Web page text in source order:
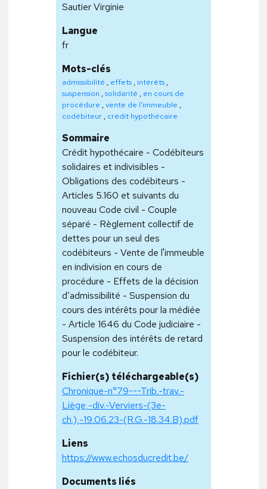
Sautier Virginie
Langue
fr
Mots-clés
admissibilité , effets , intérêts ,
suspension ,solidarité , en cours de
procédure ,vente de l'immeuble ,
codébiteur , crédit hypothécaire
Sommaire
Crédit hypothécaire - Codébiteurs
solidaires et indivisibles -
Obligations des codébiteurs -
Articles 5.160 et suivants du
nouveau Code civil - Couple
séparé - Règlement collectif de
dettes pour un seul des
codébiteurs - Vente de l'immeuble
en indivision en cours de
procédure - Effets de la décision
d’admissibilité - Suspension du
cours des intérêts pour la médiée
- Article 1646 du Code judiciaire -
Suspension des intérêts de retard
pour le codébiteur.
Fichier(s) téléchargeable(s)
Chronique-n°79---Trib.-trav.-
Liège,-div.-Verviers-(3e-
ch.),-19.06.23-(R.G.-18.34.B).pdf
Liens
https://www.echosducredit.be/
Documents liés